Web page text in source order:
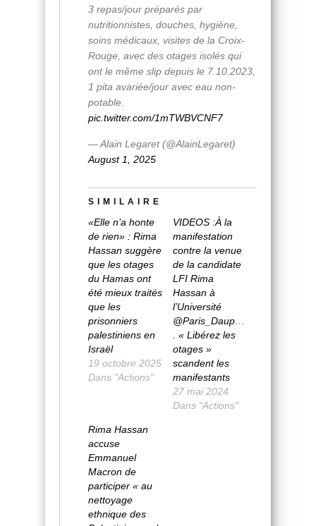
3 repas/jour préparés par
nutritionnistes, douches, hygiène,
soins médicaux, visites de la Croix-
Rouge, avec des otages isolés qui
ont le même slip depuis le 7.10.2023,
1 pita avariée/jour avec eau non-
potable.
pic.twitter.com/1mTWBVCNF7
— Alain Legaret (@AlainLegaret)
August 1, 2025
SIMILAIRE
«Elle n’a honte
de rien» : Rima
Hassan suggère
que les otages
du Hamas ont
été mieux traités
que les
prisonniers
palestiniens en
Israël
19 octobre 2025
Dans "Actions"
VIDEOS :À la
manifestation
contre la venue
de la candidate
LFI Rima
Hassan à
l’Université
@Paris_Dauphine
. « Libérez les
otages »
scandent les
manifestants
27 mai 2024
Dans "Actions"
Rima Hassan
accuse
Emmanuel
Macron de
participer « au
nettoyage
ethnique des